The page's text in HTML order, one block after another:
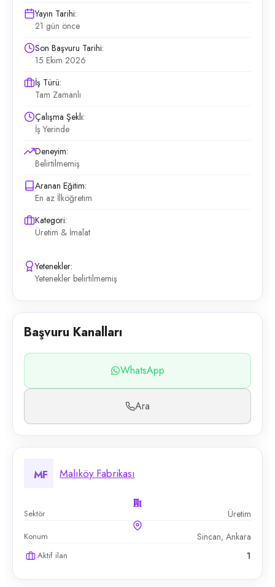
Yayın Tarihi:
21 gün önce
Son Başvuru Tarihi:
15 Ekim 2026
İş Türü:
Tam Zamanlı
Çalışma Şekli:
İş Yerinde
Deneyim:
Belirtilmemiş
Aranan Eğitim:
En az İlköğretim
Kategori:
Üretim & İmalat
Yetenekler:
Yetenekler belirtilmemiş
Başvuru Kanalları
WhatsApp
Ara
MF Malıköy Fabrikası
Sektör Üretim
Konum Sincan, Ankara
Aktif ilan 1